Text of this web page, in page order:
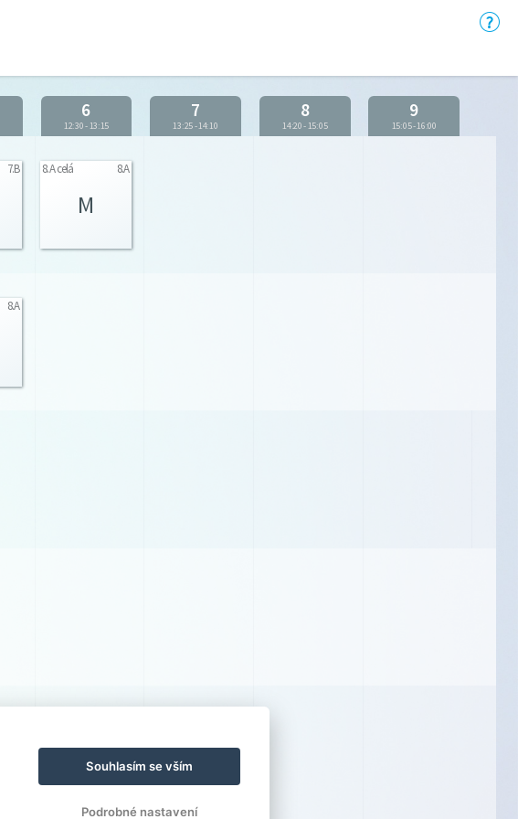
6
12:30-13:15
7
13:25-14:10
8
14:20-15:05
9
15:05-16:00
7.B 8.A celá 8.A
M
8.A
Souhlasím se vším
Podrobné nastavení